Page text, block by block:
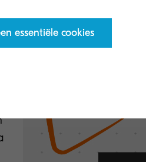
essentiële cookies